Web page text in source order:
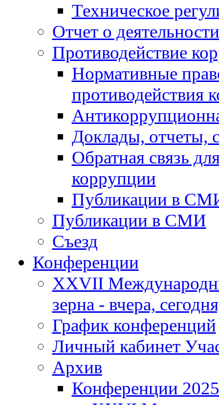
Техническое
Отчет о
Противодействие
Нормативные
противодействия
Доклады, отчеты,
Обратная связь
коррупции
Публикации в
Публикации в СМИ
Съезд
Конференции
XXVII
зерна - вчера,
График конференций
Личный кабинет
Архив
Конференции 2025